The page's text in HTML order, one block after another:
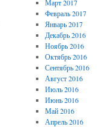
Март 2017
Февраль 2017
Январь 2017
Декабрь 2016
Ноябрь 2016
Октябрь 2016
Сентябрь 2016
Август 2016
Июль 2016
Июнь 2016
Май 2016
Апрель 2016